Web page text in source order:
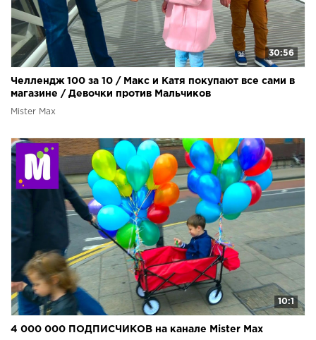
30:56
Челлендж 100 за 10 / Макс и Катя покупают все сами в
магазине / Девочки против Мальчиков
Mister Max
10:1
4 000 000 ПОДПИСЧИКОВ на канале Mister Max